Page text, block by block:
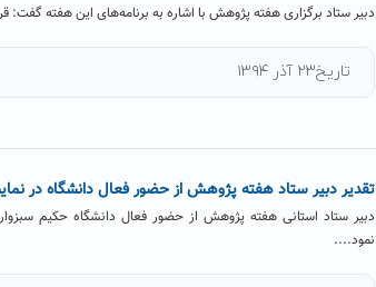
دبیر ستاد برگزاری هفته پژوهش با اشاره به برنامه‌های این هفته
تاریخ۲۳ آذر ۱۳۹۴
تقدیر دبیر ستاد هفته پژوهش از حضور فعال دانشگاه در
دبیر ستاد استانی هفته پژوهش از حضور فعال دانشگاه حکیم
نمود....